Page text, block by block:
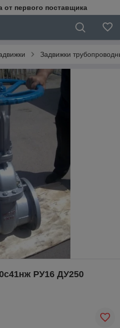
от первого поставщика
Задвижки
РУ16 ДУ250